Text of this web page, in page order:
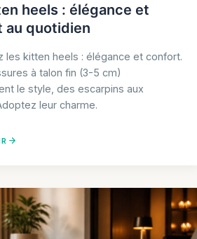
heels : élégance et
au quotidien
les kitten heels : élégance et confort.
à talon fin (3-5 cm)
le style, des escarpins aux
leur charme.